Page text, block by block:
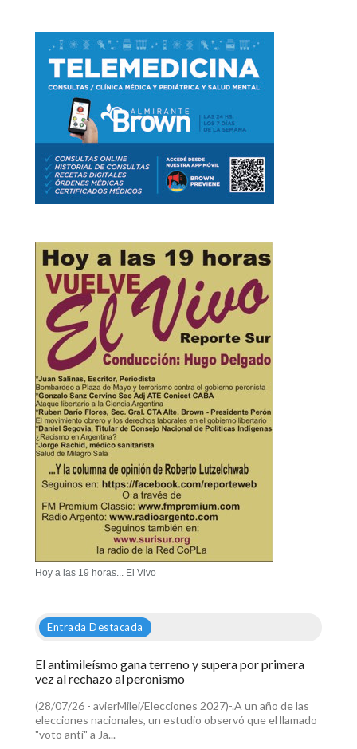
Hoy a las 19 horas... El Vivo
Entrada Destacada
El antimileísmo gana terreno y supera por primera
vez al rechazo al peronismo
(28/07/26 - avierMilei/Elecciones 2027)-.A un año de las
elecciones nacionales, un estudio observó que el llamado
"voto anti" a Ja...